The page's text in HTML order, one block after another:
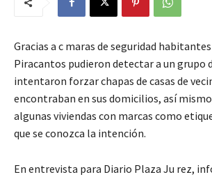
Gracias a c maras de seguridad
Piracantos pudieron detectar a un grupo
intentaron forzar chapas de casas de
encontraban en sus domicilios, así
algunas viviendas con marcas como
que se conozca la intención.
En entrevista para Diario Plaza Ju rez,